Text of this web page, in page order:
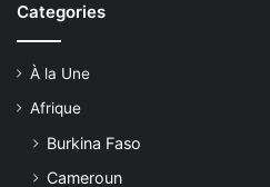
Categories
À la Une
Afrique
Burkina Faso
Cameroun